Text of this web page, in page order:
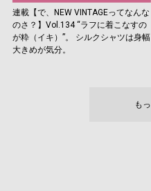
連載【で、NEW VINTAGEってなんな
のさ？】Vol.134 “ラフに着こなすの
が粋（イキ）”。 シルクシャツは身幅
大きめが気分。
も